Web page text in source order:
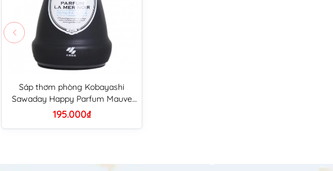
Sáp thơm phòng Kobayashi
Sawaday Happy Parfum Mauve
120g (4 mùi hương) (Đen - Hương
195.000₫